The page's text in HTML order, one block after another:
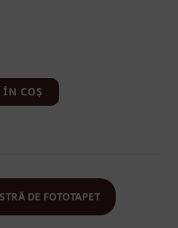
ÎN COȘ
DE FOTOTAPET